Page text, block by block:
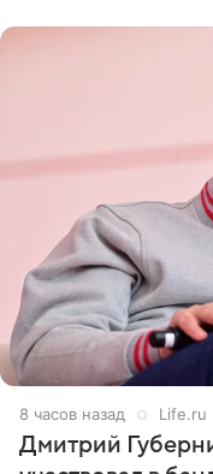
8 часов назад Life.ru
Дмитрий